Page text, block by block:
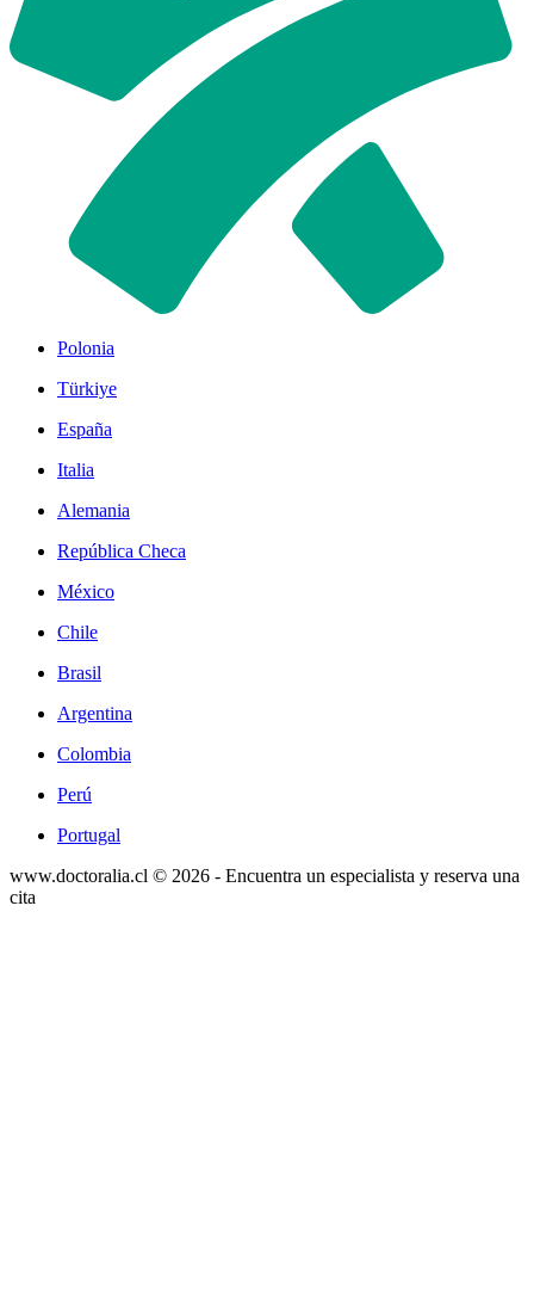
Polonia
Türkiye
España
Italia
Alemania
República Checa
México
Chile
Brasil
Argentina
Colombia
Perú
Portugal
www.doctoralia.cl © 2026 - Encuentra un especialista y reserva una
cita